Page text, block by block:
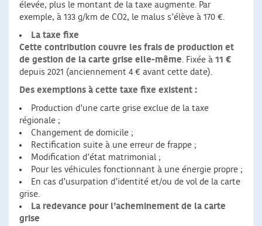
élevée, plus le montant de la taxe augmente. Par
exemple, à 133 g/km de CO2, le malus s’élève à 170 €.
La taxe fixe
Cette contribution couvre les frais de production et
de gestion de la carte grise elle-même. Fixée à 11 €
depuis 2021 (anciennement 4 € avant cette date).
Des exemptions à cette taxe fixe existent :
Production d’une carte grise exclue de la taxe
régionale ;
Changement de domicile ;
Rectification suite à une erreur de frappe ;
Modification d’état matrimonial ;
Pour les véhicules fonctionnant à une énergie propre ;
En cas d’usurpation d’identité et/ou de vol de la carte
grise.
La redevance pour l’acheminement de la carte
grise